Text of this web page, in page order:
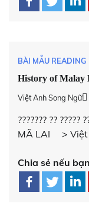
BÀI MẪU READING
History of Malay
Việt Anh Song Ngữ
??????? ??
MÃ LAI > Việt
Chia sẻ nếu